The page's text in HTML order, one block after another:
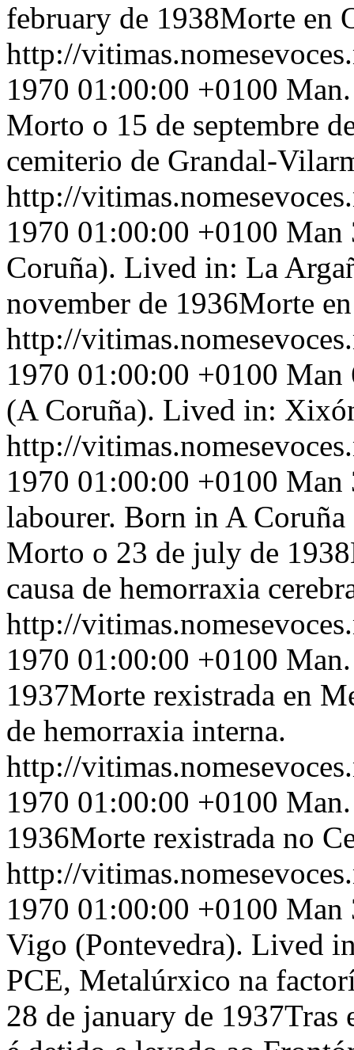
february de 1938Morte en
http://
1970 01:00:00 +0100
Morto o 15 de septembre
cemiterio de Grandal-
http://
1970 01:00:00 +0100 Man
Coruña). Lived in: La
november de 1936Morte
http://
1970 01:00:00 +0100 Man
(A Coruña). Lived in:
http://
1970 01:00:00 +0100 Man
labourer. Born in A
Morto o 23 de july de
causa de hemorraxia
http://
1970 01:00:00 +0100
1937Morte rexistrada en
de hemorraxia interna.
http://
1970 01:00:00 +0100
1936Morte rexistrada no
http://
1970 01:00:00 +0100 Man
Vigo (Pontevedra). Lived
PCE, Metalúrxico na
28 de january de 1937Tras